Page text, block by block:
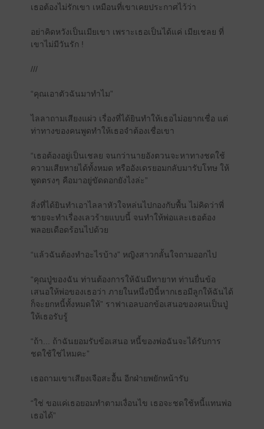
เธอต้องไม่รักเขา เหมือนที่เขาเคยประกาศไว้ว่า
อย่าคิดหวังเป็นเมียเขา เพราะเธอเป็นได้แค่ เมียเชลย ที่
เขาไม่มีวันรัก !
///
“คุณเอาตัวฉันมาทำไม”
ไลลาถามเสียงแผ่ว เรื่องที่ได้ยินทำให้เธอไม่อยากเชื่อ แต่
ท่าทางของคนพูดทำให้เธอจำต้องเชื่อเขา
“เธอต้องอยู่เป็นเชลย จนกว่านายอังตวนจะหาทางชดใช้
ความเสียหายได้ทั้งหมด หรืออังเดรยอมกลับมารับโทษ ให้
พูดตรงๆ คือมาอยู่ขัดดอกยังไงล่ะ”
สิ่งที่ได้ยินทำเอาไลลาหัวใจหล่นไปกองกับพื้น ไม่คิดว่าพี่
ชายจะทำเรื่องเลวร้ายแบบนี้ จนทำให้พ่อและเธอต้อง
พลอยเดือดร้อนไปด้วย
“แล้วฉันต้องทำอะไรบ้าง” หญิงสาวกลั้นใจถามออกไป
“คุณปู่ของฉัน ท่านต้องการให้ฉันมีทายาท ท่านยื่นข้อ
เสนอให้พ่อของเธอว่า ภายในหนึ่งปีนี้หากเธอมีลูกให้ฉันได้
ก็จะยกหนี้ทั้งหมดให้” ราฟาเอลบอกข้อเสนอของคนเป็นปู่
ให้เธอรับรู้
“ถ้า... ถ้าฉันยอมรับข้อเสนอ หนี้ของพ่อฉันจะได้รับการ
ชดใช้ใช่ไหมคะ”
เธอถามเขาเสียงเจือสะอื้น อีกฝ่ายพยักหน้ารับ
“ใช่ ขอแค่เธอยอมทำตามเงื่อนไข เธอจะชดใช้หนี้แทนพ่อ
เธอได้”